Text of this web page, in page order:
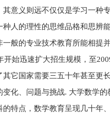
意义则远不仅仅是学习一种
人的理性的思维品格和思辨
般的专业技术教育所能相提
开始迅速扩大招生规模，至
它国家需要三五十年甚至更
化、问题与挑战. 大学数学
特点，数学教育呈现几十年